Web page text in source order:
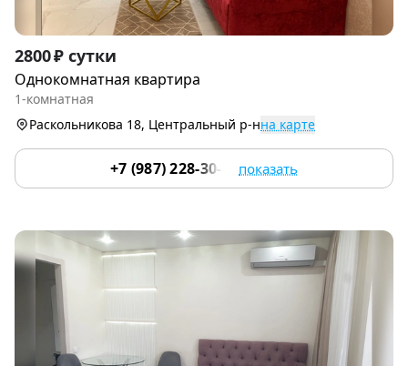
Item
1
of
2800 ₽ сутки
Однокомнатная квартира
1-комнатная
Раскольникова 18, Центральный р-нна карте
+7 (987) 228-30-64 показать